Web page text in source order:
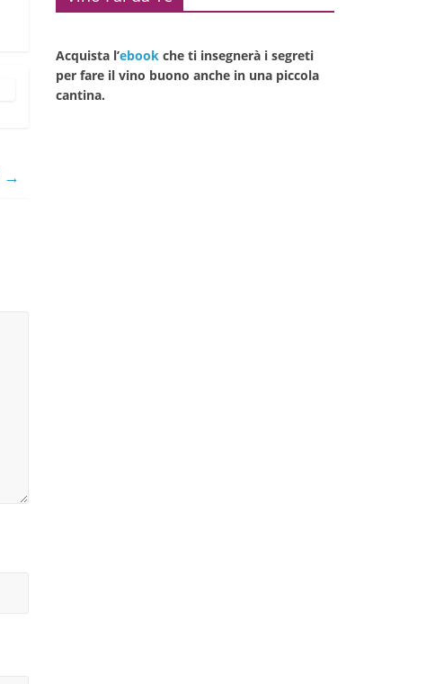
→
Acquista l’ebook che ti insegnerà i segreti
per fare il vino buono anche in una piccola
cantina.